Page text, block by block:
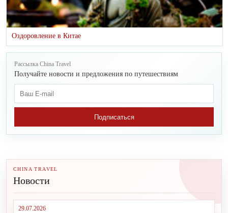
Оздоровление в Китае
Рассылка China Travel
Получайте новости и предложения по путешествиям
Подписаться
CHINA TRAVEL
Новости
29.07.2026